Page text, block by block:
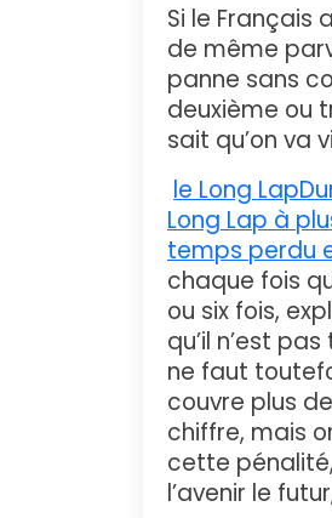
Si le Français
de même
panne sans
deuxième ou
sait qu’on va
le Long
Long Lap à
temps perdu
chaque fois
ou six fois,
qu’il n’est
ne faut
couvre plus
chiffre, mais
cette
l’avenir le